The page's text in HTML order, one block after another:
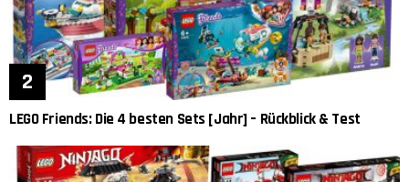
LEGO Friends: Die 4 besten Sets [Jahr] – Rückblick & Test